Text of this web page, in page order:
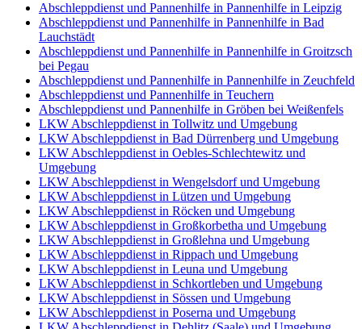
Abschleppdienst und Pannenhilfe in Pannenhilfe in Leipzig
Abschleppdienst und Pannenhilfe in Pannenhilfe in Bad
Lauchstädt
Abschleppdienst und Pannenhilfe in Pannenhilfe in Groitzsch
bei Pegau
Abschleppdienst und Pannenhilfe in Pannenhilfe in Zeuchfeld
Abschleppdienst und Pannenhilfe in Teuchern
Abschleppdienst und Pannenhilfe in Gröben bei Weißenfels
LKW Abschleppdienst in Tollwitz und Umgebung
LKW Abschleppdienst in Bad Dürrenberg und Umgebung
LKW Abschleppdienst in Oebles-Schlechtewitz und
Umgebung
LKW Abschleppdienst in Wengelsdorf und Umgebung
LKW Abschleppdienst in Lützen und Umgebung
LKW Abschleppdienst in Röcken und Umgebung
LKW Abschleppdienst in Großkorbetha und Umgebung
LKW Abschleppdienst in Großlehna und Umgebung
LKW Abschleppdienst in Rippach und Umgebung
LKW Abschleppdienst in Leuna und Umgebung
LKW Abschleppdienst in Schkortleben und Umgebung
LKW Abschleppdienst in Sössen und Umgebung
LKW Abschleppdienst in Poserna und Umgebung